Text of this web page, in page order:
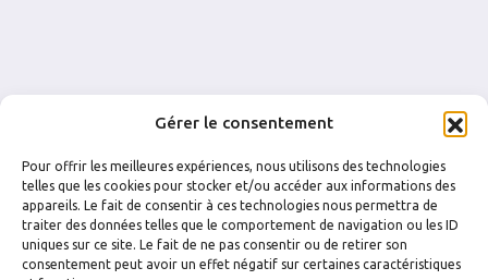
Gérer le consentement
Pour offrir les meilleures expériences, nous utilisons des technologies
telles que les cookies pour stocker et/ou accéder aux informations des
appareils. Le fait de consentir à ces technologies nous permettra de
traiter des données telles que le comportement de navigation ou les ID
uniques sur ce site. Le fait de ne pas consentir ou de retirer son
consentement peut avoir un effet négatif sur certaines caractéristiques
FACEBOOK INSTAGRAM